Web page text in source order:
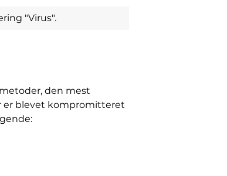
"Virus".
den mest
er blevet kompromitteret